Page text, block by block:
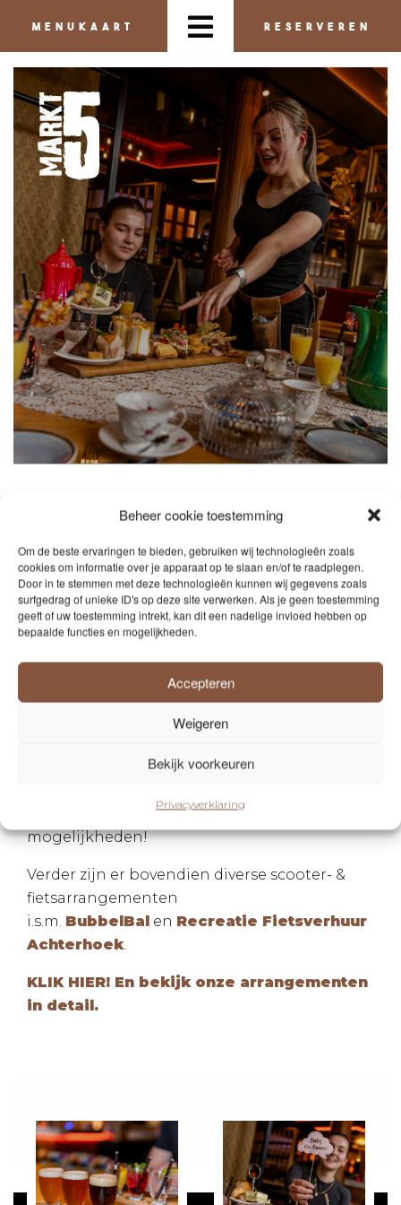
Beheer cookie toestemming
Om de beste ervaringen te bieden, gebruiken wij technologieën zoals
cookies om informatie over je apparaat op te slaan en/of te raadplegen.
Door in te stemmen met deze technologieën kunnen wij gegevens zoals
surfgedrag of unieke ID's op deze site verwerken. Als je geen toestemming
geeft of uw toestemming intrekt, kan dit een nadelige invloed hebben op
bepaalde functies en mogelijkheden.
Accepteren
Weigeren
Bekijk voorkeuren
Privacyverklaring
MENUKAART RESERVEREN
Markt 5 biedt diverse arrangementen voor
kleine en grotere gezelschappen.
Borrelen met collega’s of vrienden, een
verjaardagsdiner of bijvoorbeeld een
gezellige High Tea als babyshower.
Neem gerust contact op om de
mogelijkheden te bespreken.
actief spel en/of gezellige feesttoevoeging?
of vraag naar onze suggesties & DJ’s
samenwerkingspartners, en vraag naar de
mogelijkheden!
Verder zijn er bovendien diverse scooter- &
fietsarrangementen
i.s.m. BubbelBal en Recreatie Fietsverhuur
Achterhoek.
KLIK HIER! En bekijk onze arrangementen
in detail.